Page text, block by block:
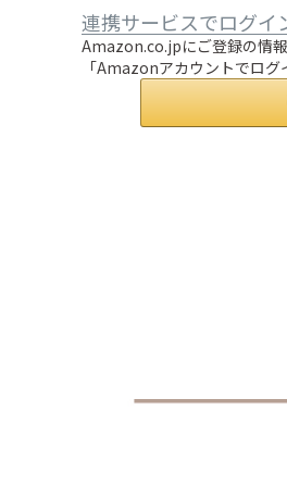
連携サービスでログイ
Amazon.co.jpにご登録の情
「Amazonアカウントでログ